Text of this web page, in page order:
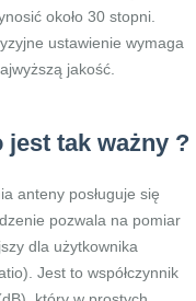
około 30 stopni.
ustawienie wymaga
jakość.
jest tak ważny ?
anteny posługuje się
pozwala na pomiar
dla użytkownika
Jest to współczynnik